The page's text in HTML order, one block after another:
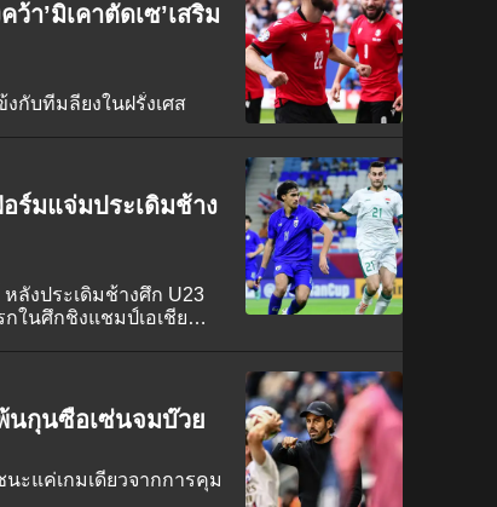
า’มิเคาตัดเซ’เสริม
กับทีมลียงในฝรั่งเศส
ร์มแจ่มประเดิมช้าง
ลังประเดิมช้างศึก U23
ในศึกชิงแชมป์เอเชีย
นกุนซือเซ่นจมบ๊วย
ะแค่เกมเดียวจากการคุม